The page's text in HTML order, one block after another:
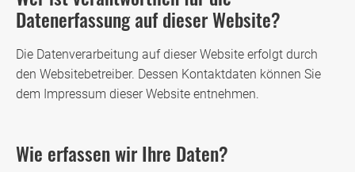
Datenerfassung auf dieser Website?
Die Datenverarbeitung auf dieser Website erfolgt durch
den Websitebetreiber. Dessen Kontaktdaten können Sie
dem Impressum dieser Website entnehmen.
Wie erfassen wir Ihre Daten?